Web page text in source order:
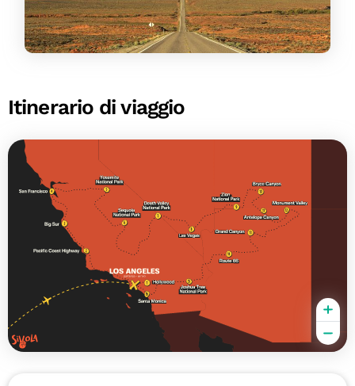
Itinerario di viaggio